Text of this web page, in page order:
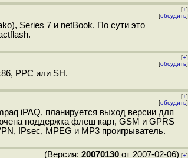
[+]
[обсудить]
Series 7 и netBook. По сути это
[+]
[обсудить]
PPC или SH.
[+]
[обсудить]
iPAQ, планируется выход версии для
поддержка флеш карт, GSM и GPRS
IPsec, MPEG и MP3 проигрыватель.
(Версия: 20070130 от 2007-02-06) [+]